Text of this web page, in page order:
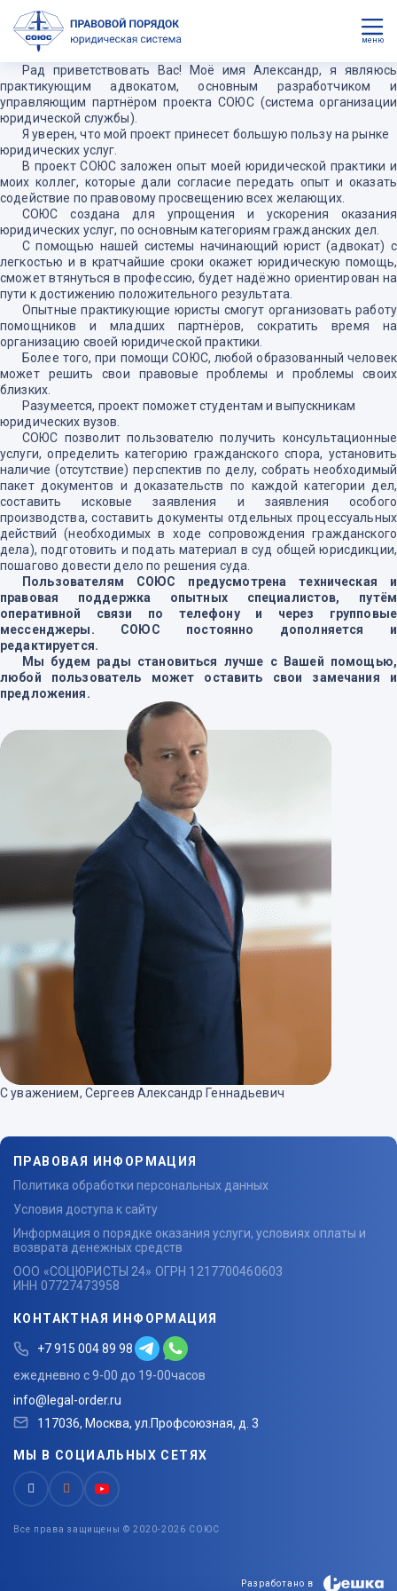
меню
Рад приветствовать Вас! Моё имя Александр, я являюсь
практикующим адвокатом, основным разработчиком и
управляющим партнёром проекта СОЮС (система организации
юридической службы).
Я уверен, что мой проект принесет большую пользу на рынке
юридических услуг.
В проект СОЮС заложен опыт моей юридической практики и
моих коллег, которые дали согласие передать опыт и оказать
содействие по правовому просвещению всех желающих.
СОЮС создана для упрощения и ускорения оказания
юридических услуг, по основным категориям гражданских дел.
С помощью нашей системы начинающий юрист (адвокат) с
легкостью и в кратчайшие сроки окажет юридическую помощь,
сможет втянуться в профессию, будет надёжно ориентирован на
пути к достижению положительного результата.
Опытные практикующие юристы смогут организовать работу
помощников и младших партнёров, сократить время на
организацию своей юридической практики.
Более того, при помощи СОЮС, любой образованный человек
может решить свои правовые проблемы и проблемы своих
близких.
Разумеется, проект поможет студентам и выпускникам
юридических вузов.
СОЮС позволит пользователю получить консультационные
услуги, определить категорию гражданского спора, установить
наличие (отсутствие) перспектив по делу, собрать необходимый
пакет документов и доказательств по каждой категории дел,
составить исковые заявления и заявления особого
производства, составить документы отдельных процессуальных
действий (необходимых в ходе сопровождения гражданского
дела), подготовить и подать материал в суд общей юрисдикции,
пошагово довести дело по решения суда.
Пользователям СОЮС предусмотрена техническая и
правовая поддержка опытных специалистов, путём
оперативной связи по телефону и через групповые
мессенджеры. СОЮС постоянно дополняется и
редактируется.
Мы будем рады становиться лучше с Вашей помощью,
любой пользователь может оставить свои замечания и
предложения.
С уважением, Сергеев Александр Геннадьевич
ПРАВОВАЯ ИНФОРМАЦИЯ
Политика обработки персональных данных
Условия доступа к сайту
Информация о порядке оказания услуги, условиях оплаты и
возврата денежных средств
ООО «СОЦЮРИСТЫ 24» ОГРН 1217700460603
ИНН 07727473958
КОНТАКТНАЯ ИНФОРМАЦИЯ
+7 915 004 89 98
ежедневно с 9-00 до 19-00часов
info@legal-order.ru
117036, Москва, ул.Профсоюзная, д. 3
МЫ В СОЦИАЛЬНЫХ СЕТЯХ
Все права защищены © 2020-2026 СОЮС
Разработано в